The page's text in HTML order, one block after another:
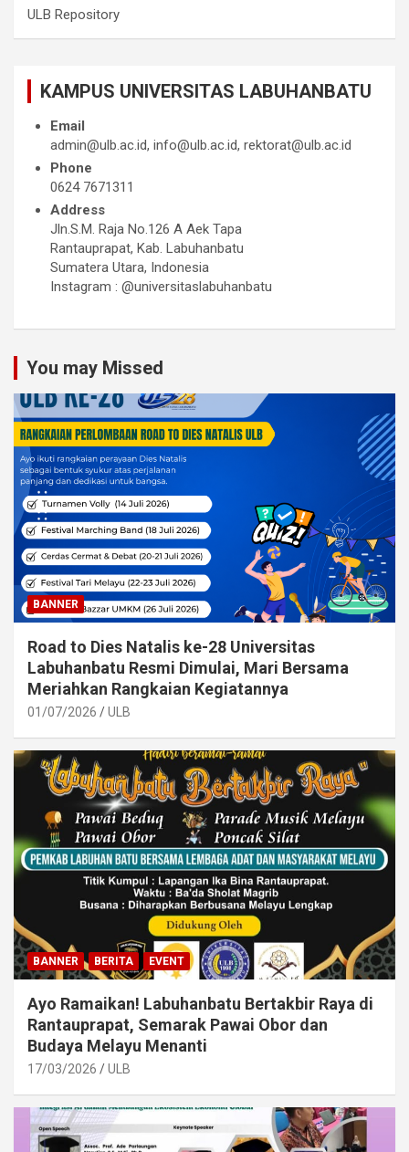
ULB Repository
KAMPUS UNIVERSITAS LABUHANBATU
Email
admin@ulb.ac.id, info@ulb.ac.id, rektorat@ulb.ac.id
Phone
0624 7671311
Address
Jln.S.M. Raja No.126 A Aek Tapa
Rantauprapat, Kab. Labuhanbatu
Sumatera Utara, Indonesia
Instagram : @universitaslabuhanbatu
You may Missed
BANNER
Road to Dies Natalis ke-28 Universitas
Labuhanbatu Resmi Dimulai, Mari Bersama
Meriahkan Rangkaian Kegiatannya
01/07/2026 ULB
BANNER BERITA EVENT
Ayo Ramaikan! Labuhanbatu Bertakbir Raya di
Rantauprapat, Semarak Pawai Obor dan
Budaya Melayu Menanti
17/03/2026 ULB